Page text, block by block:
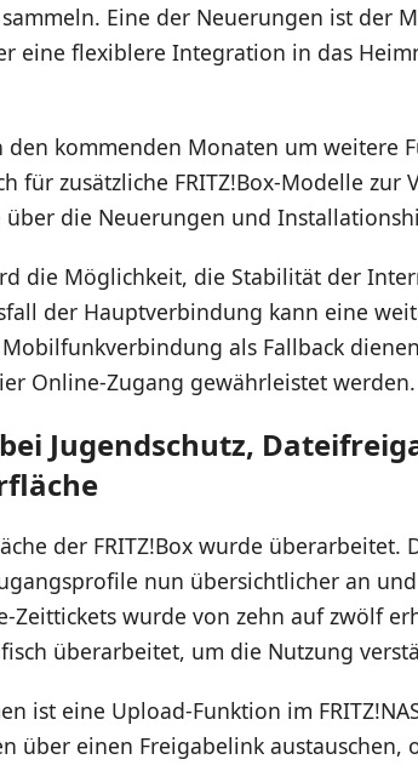
Eine der Neuerungen ist der
eine flexiblere Integration in das
den kommenden Monaten um weitere
für zusätzliche FRITZ!Box-Modelle zur
über die Neuerungen und
die Möglichkeit, die Stabilität der
der Hauptverbindung kann eine
Mobilfunkverbindung als Fallback
Online-Zugang gewährleistet werden.
Jugendschutz,
der FRITZ!Box wurde überarbeitet.
nun übersichtlicher an
Zeittickets wurde von zehn auf zwölf
überarbeitet, um die Nutzung
ist eine Upload-Funktion im
über einen Freigabelink austauschen,